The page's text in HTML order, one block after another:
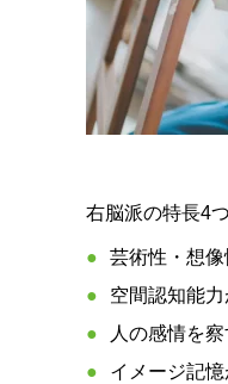
右脳派の特長4
芸術性・想
空間認知能
人の感情を
イメージ記